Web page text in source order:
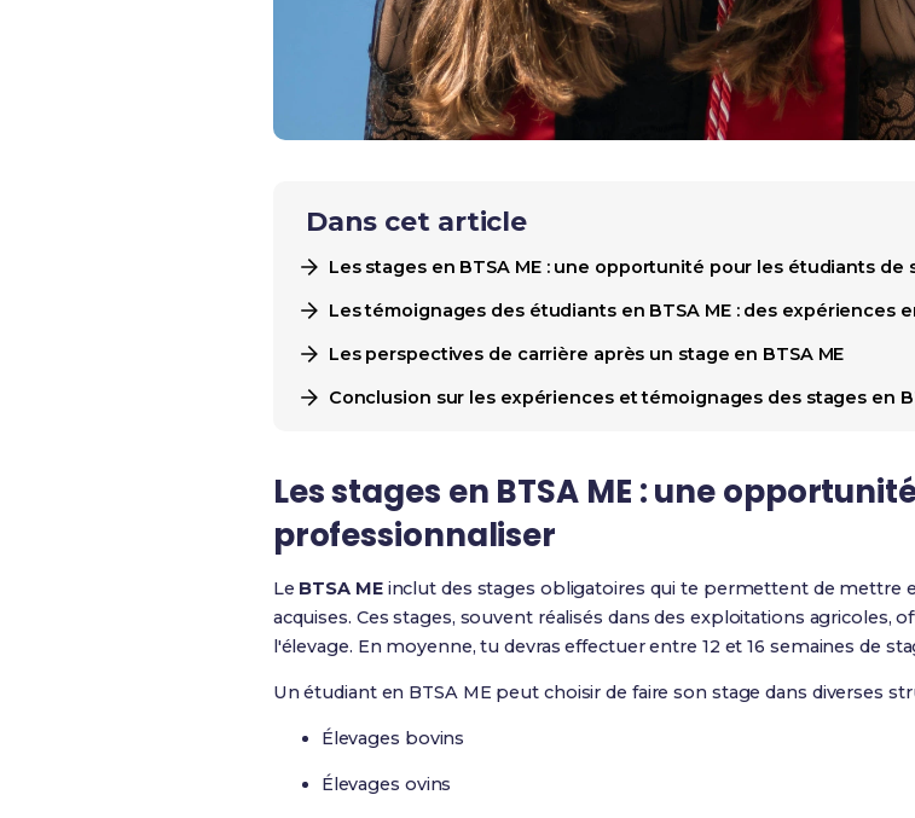
Dans cet article
Les stages en BTSA ME : une opportunité pour les étudiants de
Les témoignages des étudiants en BTSA ME : des expériences
Les perspectives de carrière après un stage en BTSA ME
Conclusion sur les expériences et témoignages des stages en
Les stages en BTSA ME : une
professionnaliser
Le BTSA MEinclut des stages obligatoires qui te permettent de mettre
acquises. Ces stages, souvent réalisés dans des exploitations
l'élevage. En moyenne, tu devras effectuer entre 12 et 16 semaines de
Un étudiant en BTSA ME peut choisir de faire son stage dans diverses
Élevages bovins
Élevages ovins